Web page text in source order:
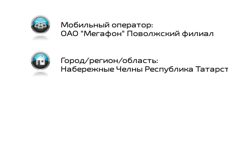
Мобильный оператор:
ОАО "Мегафон" Поволжский филиал
Город/регион/область:
Набережные Челны Республика